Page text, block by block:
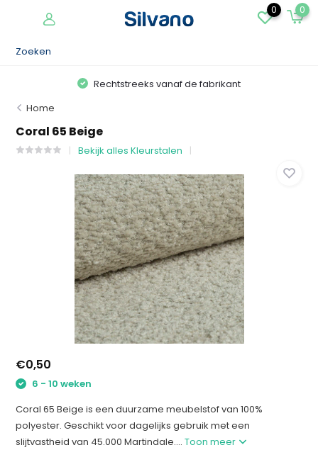
0 0
Rechtstreeks vanaf de fabrikant
Home
Coral 65 Beige
Bekijk alles Kleurstalen
€0,50
6 - 10 weken
Coral 65 Beige is een duurzame meubelstof van 100%
polyester. Geschikt voor dagelijks gebruik met een
slijtvastheid van 45.000 Martindale....Toon meer